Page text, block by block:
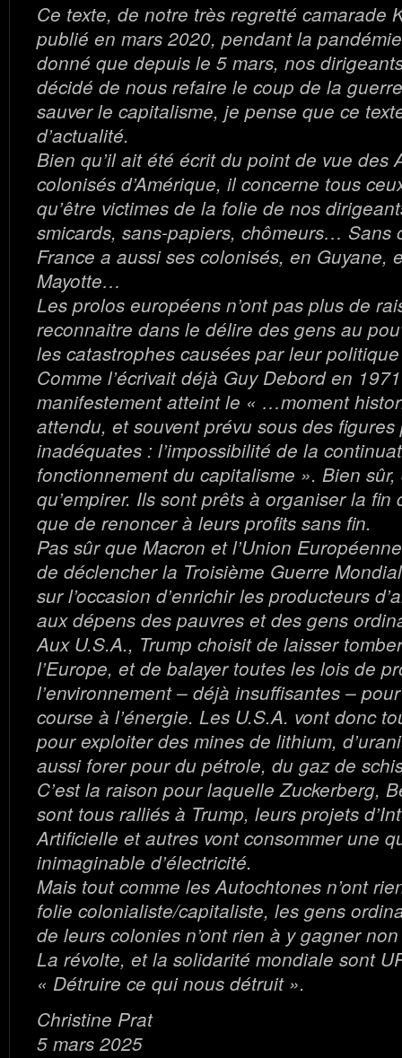
Ce texte, de notre très regretté camarade
publié en mars 2020, pendant la
donné que depuis le 5 mars, nos
décidé de nous refaire le coup de la
sauver le capitalisme, je pense que ce
d’actualité.
Bien qu’il ait été écrit du point de vue des
colonisés d’Amérique, il concerne tous
qu’être victimes de la folie de nos
smicards, sans-papiers, chômeurs… Sans
France a aussi ses colonisés, en Guyane,
Mayotte…
Les prolos européens n’ont pas plus de
reconnaitre dans le délire des gens au
les catastrophes causées par leur
Comme l’écrivait déjà Guy Debord en
manifestement atteint le « …moment
attendu, et souvent prévu sous des
inadéquates : l’impossibilité de la
fonctionnement du capitalisme ». Bien sûr,
qu’empirer. Ils sont prêts à organiser la
que de renoncer à leurs profits sans fin.
Pas sûr que Macron et l’Union
de déclencher la Troisième Guerre
sur l’occasion d’enrichir les producteurs
aux dépens des pauvres et des gens
Aux U.S.A., Trump choisit de laisser
l’Europe, et de balayer toutes les lois de
l’environnement – déjà insuffisantes –
course à l’énergie. Les U.S.A. vont donc
pour exploiter des mines de lithium,
aussi forer pour du pétrole, du gaz de
C’est la raison pour laquelle Zuckerberg,
sont tous ralliés à Trump, leurs projets
Artificielle et autres vont consommer une
inimaginable d’électricité.
Mais tout comme les Autochtones n’ont
folie colonialiste/capitaliste, les gens
de leurs colonies n’ont rien à y gagner
La révolte, et la solidarité mondiale sont
« Détruire ce qui nous détruit ».
Christine Prat
5 mars 2025